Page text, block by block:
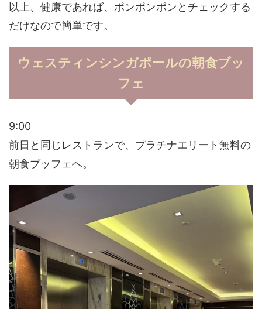
以上、健康であれば、ポンポンポンとチェックする
だけなので簡単です。
ウェスティンシンガポールの朝食ブッ
フェ
9:00
前日と同じレストランで、プラチナエリート無料の
朝食ブッフェへ。